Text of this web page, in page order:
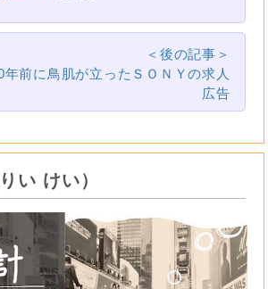
＜後の記事＞
年前に鳥肌が立ったＳＯＮＹの求人
広告
い けい）